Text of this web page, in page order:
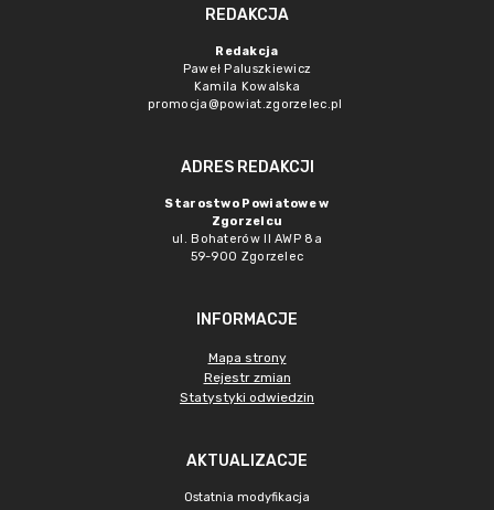
REDAKCJA
Redakcja
Paweł Paluszkiewicz
Kamila Kowalska
promocja@powiat.zgorzelec.pl
ADRES REDAKCJI
Starostwo Powiatowe w
Zgorzelcu
ul. Bohaterów II AWP 8a
59-900 Zgorzelec
INFORMACJE
Mapa strony
Rejestr zmian
Statystyki odwiedzin
AKTUALIZACJE
Ostatnia modyfikacja